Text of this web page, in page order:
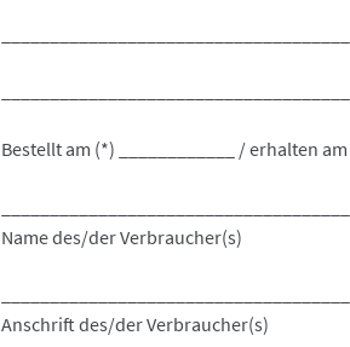
Bestellt am (*) ____________ / erhalten am
Name des/der Verbraucher(s)
Anschrift des/der Verbraucher(s)